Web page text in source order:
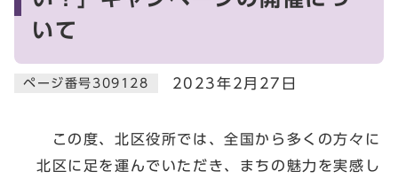
いて
ページ番号309128 2023年2月27日
この度、北区役所では、全国から多くの方々に
北区に足を運んでいただき、まちの魅力を実感し